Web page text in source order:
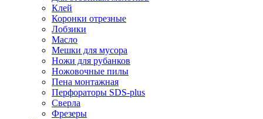
Клей
Коронки отрезные
Лобзики
Масло
Мешки для мусора
Ножи для рубанков
Ножовочные пилы
Пена монтажная
Перфораторы SDS-plus
Сверла
Фрезеры